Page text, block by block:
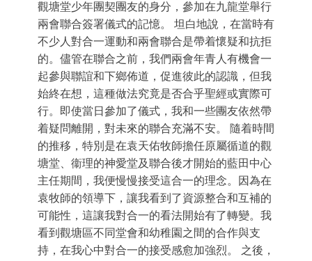
觀塘堂少年團契團友的身分，參加在九龍堂舉行
兩會聯合簽署儀式的記憶。 坦白地說，在當時有
不少人對合一運動和兩會聯合是帶着懷疑和抗拒
的。儘管在聯合之前，我們兩會年青人有機會一
起參與聯誼和下鄉佈道，促進彼此的認識，但我
始終在想，這種做法究竟是否合乎聖經或實際可
行。即使當日參加了儀式，我和一些團友依然帶
着疑問離開，對未來的聯合充滿不安。 隨着時間
的推移，特別是在袁天佑牧師擔任原屬循道的觀
塘堂、衞理的神愛堂及聯合後才開始的藍田中心
主任期間，我便慢慢接受這合一的理念。因為在
袁牧師的領導下，讓我看到了資源整合和互補的
可能性，這讓我對合一的看法開始有了轉變。我
看到觀塘區不同堂會和幼稚園之間的合作與支
持，在我心中對合一的接受感愈加強烈。 之後，